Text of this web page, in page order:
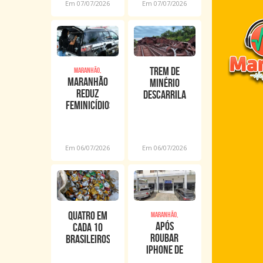
começa
nesta
terça
Em 07/07/2026 Em 07/07/2026
Maranhão,
Maranhão
reduz
feminicídios
de 2026
Em 06/07/2026
Trem de
minério
descarrila
entre MA e
PA
Em 06/07/2026
Quatro em
cada 10
brasileiros
Maranhão,
Após
roubar
iPhone de